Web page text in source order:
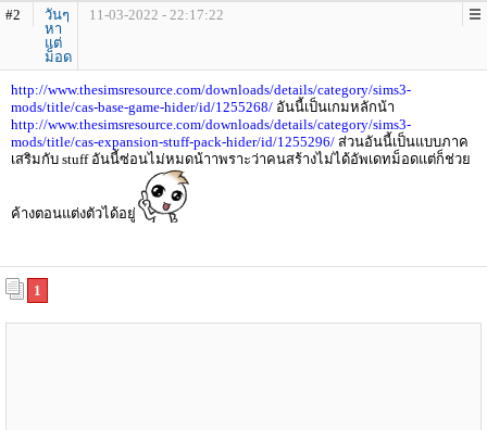
#2
วันๆ
หา
แต่
ม็อด
11-03-2022 - 22:17:22
http://www.thesimsresource.com/downloads/details/category/sims3-
mods/title/cas-base-game-hider/id/1255268/ อันนี้เป็นเกมหลักน้า
http://www.thesimsresource.com/downloads/details/category/sims3-
mods/title/cas-expansion-stuff-pack-hider/id/1255296/ ส่วนอันนี้เป็นแบบภาค
เสริมกับ stuff อันนี้ซ่อนไม่หมดน้าาพราะว่าคนสร้างไม่ได้อัพเดทม็อดแต่ก็ช่วย
ค้างตอนแต่งตัวได้อยู่
1